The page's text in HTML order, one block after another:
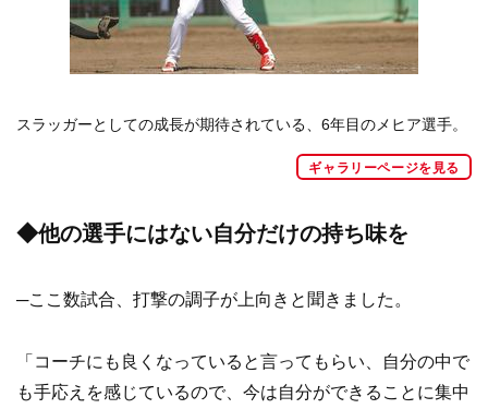
スラッガーとしての成長が期待されている、6年目のメヒア選手。
ギャラリーページを見る
◆他の選手にはない自分だけの持ち味を
─ここ数試合、打撃の調子が上向きと聞きました。
「コーチにも良くなっていると言ってもらい、自分の中で
も手応えを感じているので、今は自分ができることに集中